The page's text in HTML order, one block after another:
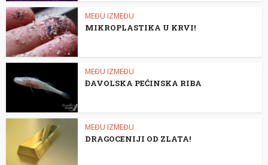
MEĐU IZMEĐU
MIKROPLASTIKA U KRVI!
MEĐU IZMEĐU
ĐAVOLSKA PEĆINSKA RIBA
MEĐU IZMEĐU
DRAGOCENIJI OD ZLATA!